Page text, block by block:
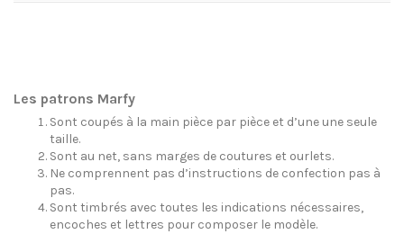
Les patrons Marfy
Sont coupés à la main pièce par pièce et d’une une seule
taille.
Sont au net, sans marges de coutures et ourlets.
Ne comprennent pas d’instructions de confection pas à
pas.
Sont timbrés avec toutes les indications nécessaires,
encoches et lettres pour composer le modèle.